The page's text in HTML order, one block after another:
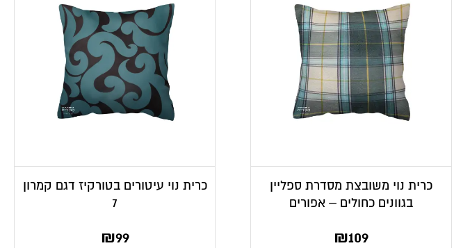
כרית נוי משובצת מסדרת ספליין
בגוונים כחולים – אפורים
₪109
כרית נוי עיטורים בטורקיז דגם קמרון
7
₪99